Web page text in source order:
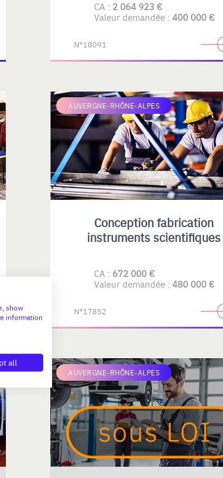
CA : 2 064 923 €
Valeur demandée : 400 000 €
N°18091
AUVERGNE-RHÔNE-ALPES
Conception fabrication
instruments scientifiques
CA : 672 000 €
Valeur demandée : 480 000 €
N°17852
AUVERGNE-RHÔNE-ALPES
show
information
all